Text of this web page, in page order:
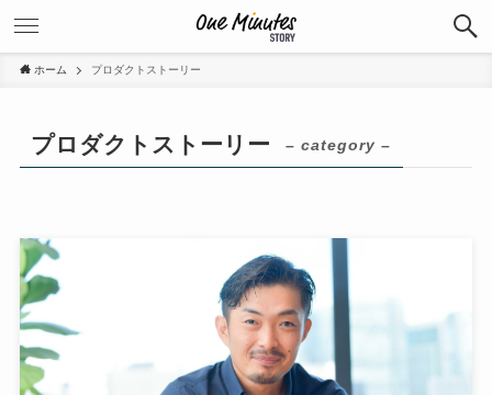
ホーム プロダクトストーリー
プロダクトストーリー – category –